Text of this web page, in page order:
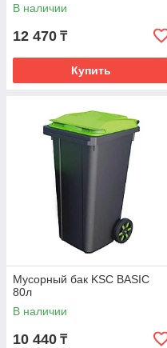
В наличии
12 470 ₸
Купить
Мусорный бак KSC BASIC
80л
В наличии
10 440 ₸